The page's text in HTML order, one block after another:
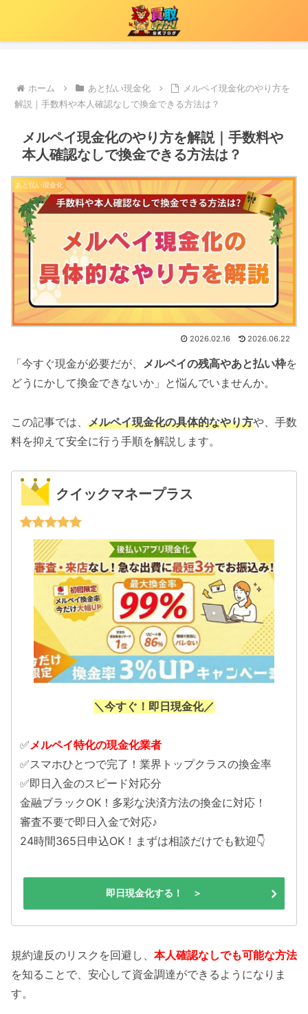
ホーム あと払い現金化
メルペイ現金化のやり方を
解説｜手数料や本人確認なしで換金できる方法は？
メルペイ現金化のやり方を解説｜手数料や
本人確認なしで換金できる方法は？
あと払い現金化
2026.02.16 2026.06.22
「今すぐ現金が必要だが、 メルペイの残高やあと払い枠を
どうにかして換金できないか」と悩んでいませんか。
この記事では、 メルペイ現金化の具体的なやり方や、手数
料を抑えて安全に行う手順を解説します。
クイックマネープラス
＼今すぐ！即日現金化／
✅メルペイ特化の現金化業者
✅スマホひとつで完了！業界トップクラスの換金率
✅即日入金のスピード対応分
金融ブラックOK！多彩な決済方法の換金に対応！
審査不要で即日入金で対応♪
24時間365日申込OK！まずは相談だけでも歓迎👇
即日現金化する！ ＞
規約違反のリスクを回避し、 本人確認なしでも可能な方法
を知ることで、安心して資金調達ができるようになりま
す。